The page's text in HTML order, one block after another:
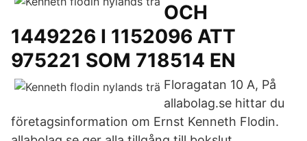
OCH
1449226 I 1152096 ATT
975221 SOM 718514 EN
Floragatan 10 A, På
allabolag.se hittar du
företagsinformation om Ernst Kenneth Flodin.